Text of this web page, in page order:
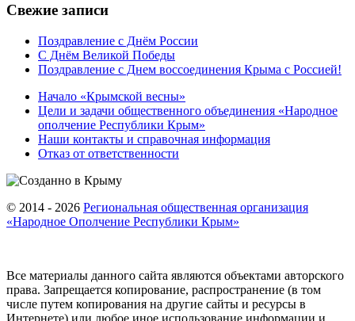
Свежие записи
Поздравление с Днём России
С Днём Великой Победы
Поздравление с Днем воссоединения Крыма с Россией!
Начало «Крымской весны»
Цели и задачи общественного объединения «Народное
ополчение Республики Крым»
Наши контакты и справочная информация
Отказ от ответственности
© 2014 - 2026 Региональная общественная организация
«Народное Ополчение Республики Крым»
Все материалы данного сайта являются объектами авторского
права. Запрещается копирование, распространение (в том
числе путем копирования на другие сайты и ресурсы в
Интернете) или любое иное использование информации и